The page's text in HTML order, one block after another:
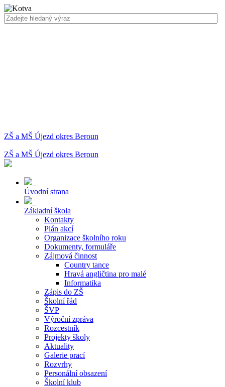
ZŠ a MŠ Újezd okres Beroun
ZŠ a MŠ Újezd okres Beroun
Úvodní strana
Základní škola
Kontakty
Plán akcí
Organizace školního roku
Dokumenty, formuláře
Zájmová činnost
Country tance
Hravá angličtina pro malé
Informatika
Zápis do ZŠ
Školní řád
ŠVP
Výroční zpráva
Rozcestník
Projekty školy
Aktuality
Galerie prací
Rozvrhy
Personální obsazení
Školní klub